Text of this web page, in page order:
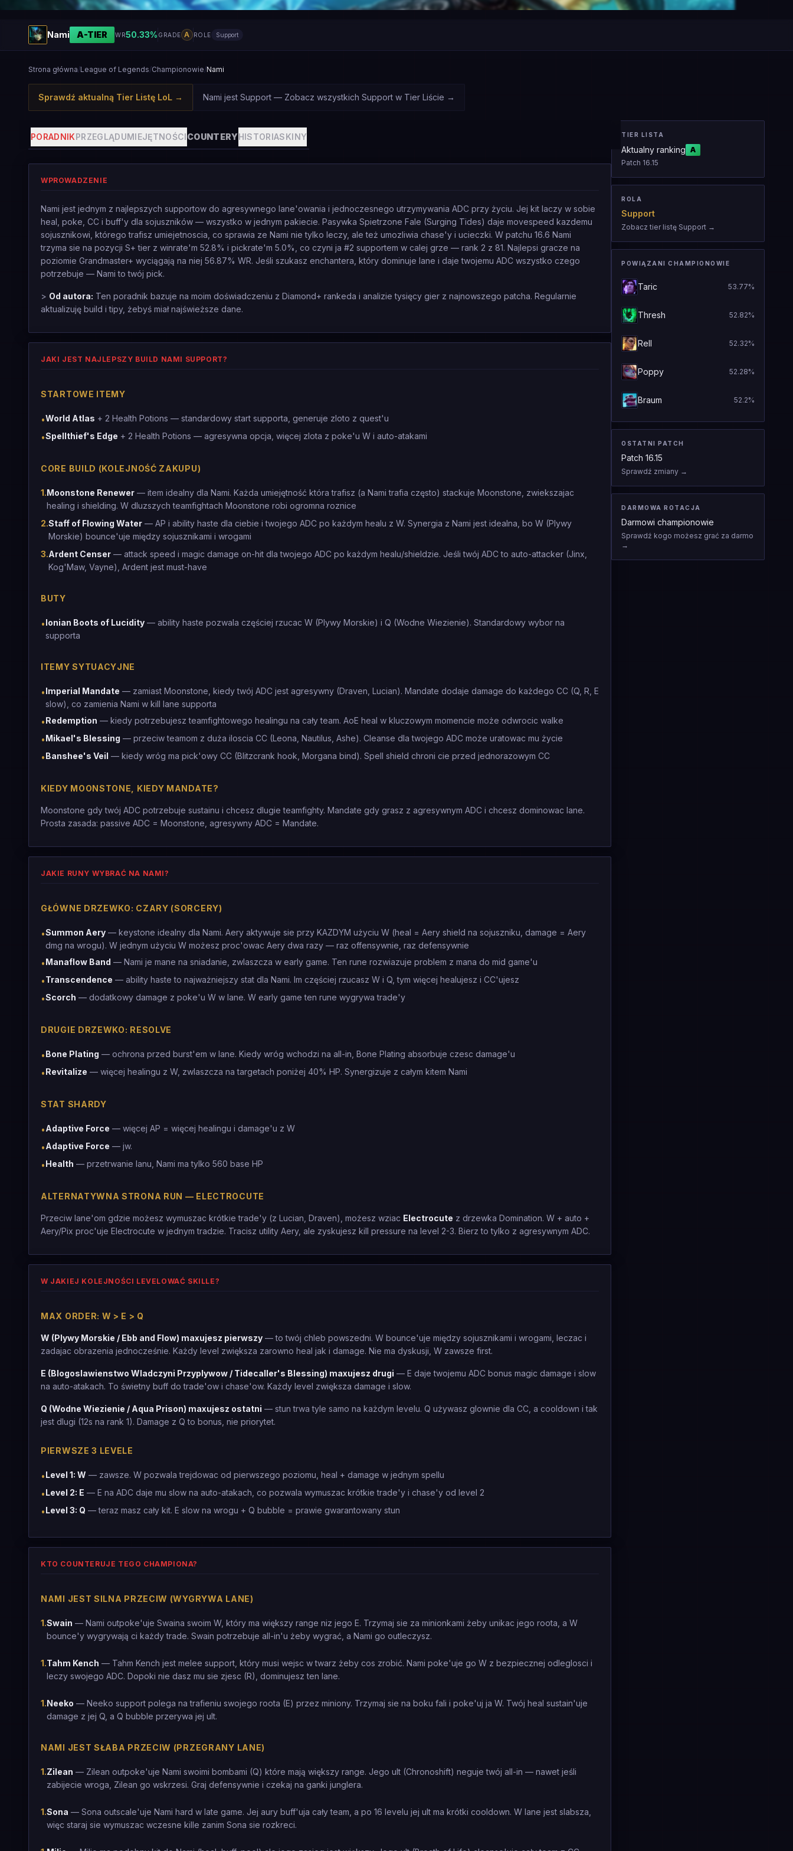
Nami A-TIER WR50.33% GRADE A ROLE Support
Strona główna/League of Legends/Championowie/Nami
Sprawdź aktualną Tier Listę LoL → Nami jest Support — Zobacz wszystkich Support w Tier Liście →
PORADNIKPRZEGLĄDUMIEJĘTNOŚCICOUNTERYHISTORIASKINY
WPROWADZENIE
Nami jest jednym z najlepszych supportow do agresywnego lane'owania i jednoczesnego utrzymywania ADC przy życiu. Jej kit laczy w sobie
heal, poke, CC i buff'y dla sojuszników — wszystko w jednym pakiecie. Pasywka Spietrzone Fale (Surging Tides) daje movespeed kazdemu
sojusznikowi, którego trafisz umiejetnoscia, co sprawia ze Nami nie tylko leczy, ale też umozliwia chase'y i ucieczki. W patchu 16.6 Nami
trzyma sie na pozycji S+ tier z winrate'm 52.8% i pickrate'm 5.0%, co czyni ja #2 supportem w calej grze — rank 2 z 81. Najlepsi gracze na
poziomie Grandmaster+ wyciągają na niej 56.87% WR. Jeśli szukasz enchantera, który dominuje lane i daje twojemu ADC wszystko czego
potrzebuje — Nami to twój pick.
> Od autora: Ten poradnik bazuje na moim doświadczeniu z Diamond+ rankeda i analizie tysięcy gier z najnowszego patcha. Regularnie
aktualizuję build i tipy, żebyś miał najświeższe dane.
JAKI JEST NAJLEPSZY BUILD NAMI SUPPORT?
STARTOWE ITEMY
•World Atlas + 2 Health Potions — standardowy start supporta, generuje zloto z quest'u
•Spellthief's Edge + 2 Health Potions — agresywna opcja, więcej zlota z poke'u W i auto-atakami
CORE BUILD (KOLEJNOŚĆ ZAKUPU)
1.Moonstone Renewer — item idealny dla Nami. Każda umiejętność która trafisz (a Nami trafia często) stackuje Moonstone, zwiekszajac
healing i shielding. W dluzszych teamfightach Moonstone robi ogromna roznice
2.Staff of Flowing Water — AP i ability haste dla ciebie i twojego ADC po każdym healu z W. Synergia z Nami jest idealna, bo W (Plywy
Morskie) bounce'uje między sojusznikami i wrogami
3.Ardent Censer — attack speed i magic damage on-hit dla twojego ADC po każdym healu/shieldzie. Jeśli twój ADC to auto-attacker (Jinx,
Kog'Maw, Vayne), Ardent jest must-have
BUTY
•Ionian Boots of Lucidity — ability haste pozwala częściej rzucac W (Plywy Morskie) i Q (Wodne Wiezienie). Standardowy wybor na
supporta
ITEMY SYTUACYJNE
•Imperial Mandate — zamiast Moonstone, kiedy twój ADC jest agresywny (Draven, Lucian). Mandate dodaje damage do każdego CC (Q, R, E
slow), co zamienia Nami w kill lane supporta
•Redemption — kiedy potrzebujesz teamfightowego healingu na cały team. AoE heal w kluczowym momencie może odwrocic walke
•Mikael's Blessing — przeciw teamom z duża iloscia CC (Leona, Nautilus, Ashe). Cleanse dla twojego ADC może uratowac mu życie
•Banshee's Veil — kiedy wróg ma pick'owy CC (Blitzcrank hook, Morgana bind). Spell shield chroni cie przed jednorazowym CC
KIEDY MOONSTONE, KIEDY MANDATE?
Moonstone gdy twój ADC potrzebuje sustainu i chcesz dlugie teamfighty. Mandate gdy grasz z agresywnym ADC i chcesz dominowac lane.
Prosta zasada: passive ADC = Moonstone, agresywny ADC = Mandate.
JAKIE RUNY WYBRAĆ NA NAMI?
GŁÓWNE DRZEWKO: CZARY (SORCERY)
•Summon Aery — keystone idealny dla Nami. Aery aktywuje sie przy KAZDYM użyciu W (heal = Aery shield na sojuszniku, damage = Aery
dmg na wrogu). W jednym użyciu W możesz proc'owac Aery dwa razy — raz offensywnie, raz defensywnie
•Manaflow Band — Nami je mane na sniadanie, zwlaszcza w early game. Ten rune rozwiazuje problem z mana do mid game'u
•Transcendence — ability haste to najważniejszy stat dla Nami. Im częściej rzucasz W i Q, tym więcej healujesz i CC'ujesz
•Scorch — dodatkowy damage z poke'u W w lane. W early game ten rune wygrywa trade'y
DRUGIE DRZEWKO: RESOLVE
•Bone Plating — ochrona przed burst'em w lane. Kiedy wróg wchodzi na all-in, Bone Plating absorbuje czesc damage'u
•Revitalize — więcej healingu z W, zwlaszcza na targetach poniżej 40% HP. Synergizuje z całym kitem Nami
STAT SHARDY
•Adaptive Force — więcej AP = więcej healingu i damage'u z W
•Adaptive Force — jw.
•Health — przetrwanie lanu, Nami ma tylko 560 base HP
ALTERNATYWNA STRONA RUN — ELECTROCUTE
Przeciw lane'om gdzie możesz wymuszac krótkie trade'y (z Lucian, Draven), możesz wziac Electrocute z drzewka Domination. W + auto +
Aery/Pix proc'uje Electrocute w jednym tradzie. Tracisz utility Aery, ale zyskujesz kill pressure na level 2-3. Bierz to tylko z agresywnym ADC.
W JAKIEJ KOLEJNOŚCI LEVELOWAĆ SKILLE?
MAX ORDER: W > E > Q
W (Plywy Morskie / Ebb and Flow) maxujesz pierwszy — to twój chleb powszedni. W bounce'uje między sojusznikami i wrogami, leczac i
zadajac obrazenia jednocześnie. Każdy level zwiększa zarowno heal jak i damage. Nie ma dyskusji, W zawsze first.
E (Blogoslawienstwo Wladczyni Przyplywow / Tidecaller's Blessing) maxujesz drugi — E daje twojemu ADC bonus magic damage i slow
na auto-atakach. To świetny buff do trade'ow i chase'ow. Każdy level zwiększa damage i slow.
Q (Wodne Wiezienie / Aqua Prison) maxujesz ostatni — stun trwa tyle samo na każdym levelu. Q używasz glownie dla CC, a cooldown i tak
jest dlugi (12s na rank 1). Damage z Q to bonus, nie priorytet.
PIERWSZE 3 LEVELE
•Level 1: W — zawsze. W pozwala trejdowac od pierwszego poziomu, heal + damage w jednym spellu
•Level 2: E — E na ADC daje mu slow na auto-atakach, co pozwala wymuszac krótkie trade'y i chase'y od level 2
•Level 3: Q — teraz masz cały kit. E slow na wrogu + Q bubble = prawie gwarantowany stun
KTO COUNTERUJE TEGO CHAMPIONA?
NAMI JEST SILNA PRZECIW (WYGRYWA LANE)
1.Swain — Nami outpoke'uje Swaina swoim W, który ma większy range niz jego E. Trzymaj sie za minionkami żeby unikac jego roota, a W
bounce'y wygrywają ci każdy trade. Swain potrzebuje all-in'u żeby wygrać, a Nami go outleczysz.
1.Tahm Kench — Tahm Kench jest melee support, który musi wejsc w twarz żeby cos zrobić. Nami poke'uje go W z bezpiecznej odleglosci i
leczy swojego ADC. Dopoki nie dasz mu sie zjesc (R), dominujesz ten lane.
1.Neeko — Neeko support polega na trafieniu swojego roota (E) przez miniony. Trzymaj sie na boku fali i poke'uj ja W. Twój heal sustain'uje
damage z jej Q, a Q bubble przerywa jej ult.
NAMI JEST SŁABA PRZECIW (PRZEGRANY LANE)
1.Zilean — Zilean outpoke'uje Nami swoimi bombami (Q) które mają większy range. Jego ult (Chronoshift) neguje twój all-in — nawet jeśli
zabijecie wroga, Zilean go wskrzesi. Graj defensywnie i czekaj na ganki junglera.
1.Sona — Sona outscale'uje Nami hard w late game. Jej aury buff'uja cały team, a po 16 levelu jej ult ma krótki cooldown. W lane jest slabsza,
więc staraj sie wymuszac wczesne kille zanim Sona sie rozkreci.
TIER LISTA
Aktualny ranking A
Patch 16.15
ROLA
Support
Zobacz tier listę Support →
POWIĄZANI CHAMPIONOWIE
Taric 53.77%
Thresh 52.82%
Rell 52.32%
Poppy 52.28%
Braum 52.2%
OSTATNI PATCH
Patch 16.15
Sprawdź zmiany →
DARMOWA ROTACJA
Darmowi championowie
Sprawdź kogo możesz grać za darmo
→